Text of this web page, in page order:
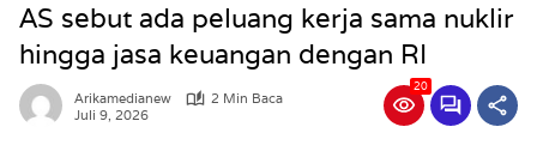
AS sebut ada peluang kerja sama nuklir
hingga jasa keuangan dengan RI
Arikamedianew
2 Min Baca
Juli 9, 2026
20